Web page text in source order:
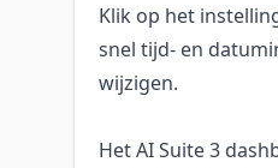
Klik op het
snel tijd- en
wijzigen.
Het AI Suite 3